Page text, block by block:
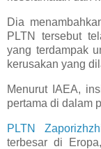
Dia
PLTN tersebut
yang terdampak
kerusakan yang
Menurut IAEA,
pertama di dalam
PLTN
terbesar di